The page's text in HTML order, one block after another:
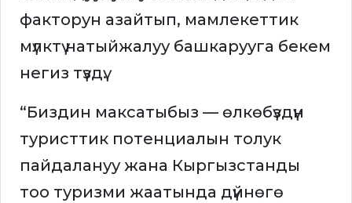
факторун азайтып, мамлекеттик
мүлктү натыйжалуу башкарууга бекем
негиз түздү.
“Биздин максатыбыз — өлкөбүздүн
туристтик потенциалын толук
пайдалануу жана Кыргызстанды
тоо туризми жаатында дүйнөгө